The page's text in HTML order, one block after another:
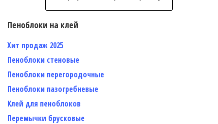
Пеноблоки на клей
Хит продаж 2025
Пеноблоки стеновые
Пеноблоки перегородочные
Пеноблоки пазогребневые
Клей для пеноблоков
Перемычки брусковые